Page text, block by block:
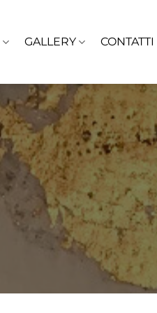
GALLERY CONTATTI